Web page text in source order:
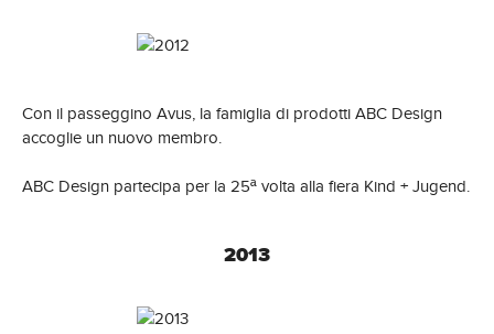
Con il passeggino Avus, la famiglia di prodotti ABC Design
accoglie un nuovo membro.
ABC Design partecipa per la 25ª volta alla fiera Kind + Jugend.
2013